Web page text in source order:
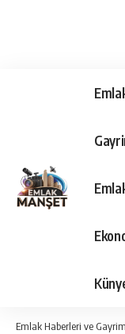
Emlak Haberleri ve